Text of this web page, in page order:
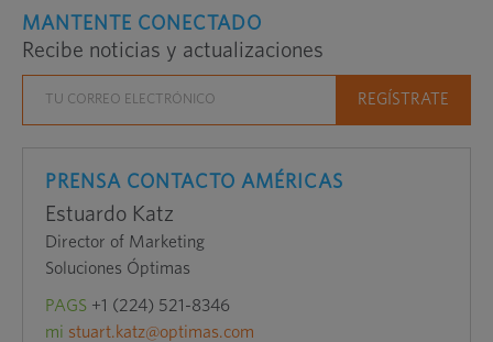
externo
en
MANTENTE CONECTADO
Recibe noticias y actualizaciones
PRENSA CONTACTO AMÉRICAS
Estuardo Katz
Director of Marketing
Soluciones Óptimas
PAGS +1 (224) 521-8346
mi stuart.katz@optimas.com